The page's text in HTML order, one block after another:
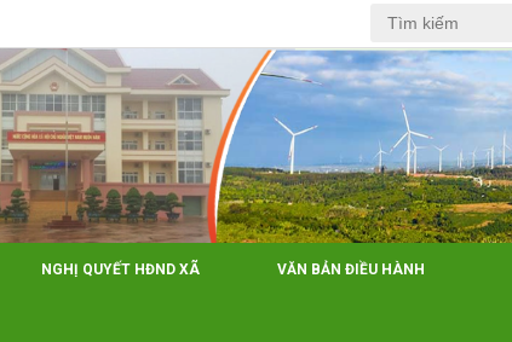
NGHỊ QUYẾT HĐND XÃ VĂN BẢN ĐIỀU HÀNH